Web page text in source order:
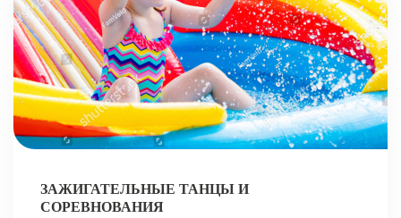
ЗАЖИГАТЕЛЬНЫЕ ТАНЦЫ И
СОРЕВНОВАНИЯ